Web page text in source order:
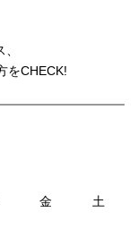
をCHECK!
金 土